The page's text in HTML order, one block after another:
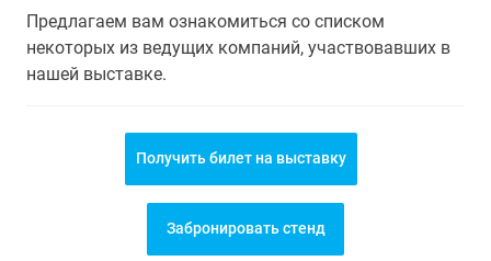
Предлагаем вам ознакомиться со списком
некоторых из ведущих компаний, участвовавших в
нашей выставке.
Получить билет на выставку
Забронировать стенд